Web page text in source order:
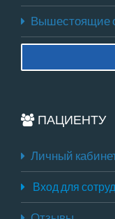
Вышестоящие
ПАЦИЕНТУ
Личный
Вход для